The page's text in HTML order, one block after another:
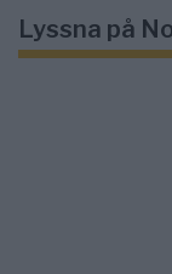
Lyssna på